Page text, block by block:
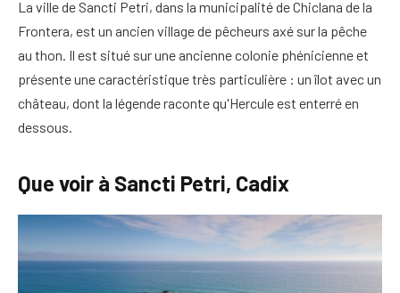
La ville de Sancti Petri, dans la municipalité de Chiclana de la
Frontera, est un ancien village de pêcheurs axé sur la pêche
au thon. Il est situé sur une ancienne colonie phénicienne et
présente une caractéristique très particulière : un îlot avec un
château, dont la légende raconte qu'Hercule est enterré en
dessous.
Que voir à Sancti Petri, Cadix